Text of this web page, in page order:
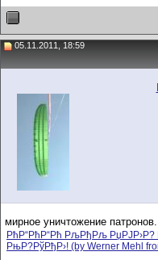
05.11.2011, 18:59
мирное уничтожение
РћР“РћР“Рћ РљРђРљ РџРЈР›Р?
РњР?РўРђР›! (by Werner Mehl